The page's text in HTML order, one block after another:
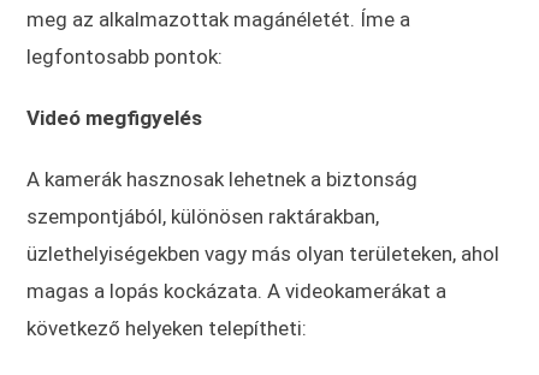
meg az alkalmazottak magánéletét. Íme a
legfontosabb pontok:
Videó megfigyelés
A kamerák hasznosak lehetnek a biztonság
szempontjából, különösen raktárakban,
üzlethelyiségekben vagy más olyan területeken, ahol
magas a lopás kockázata. A videokamerákat a
következő helyeken telepítheti: